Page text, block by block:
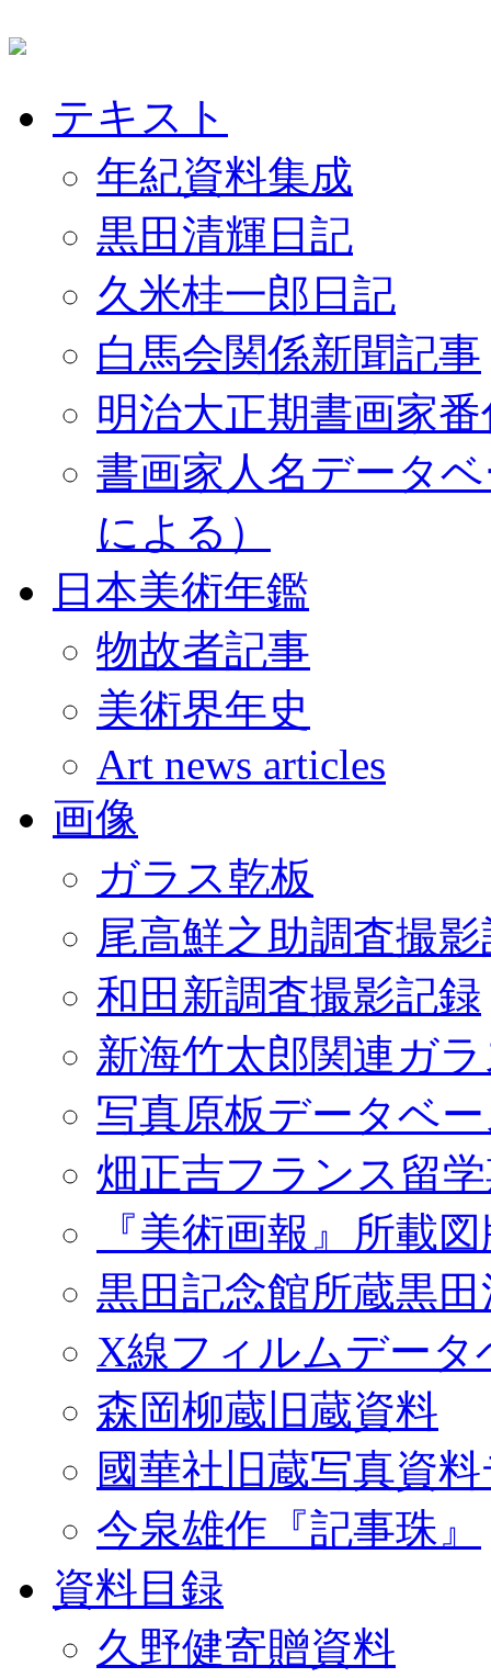
テキスト
年紀資料集成
黒田清輝日記
久米桂一郎日記
白馬会関係新聞記事
明治大正期書画家
書画家人名データ
による）
日本美術年鑑
物故者記事
美術界年史
Art news articles
画像
ガラス乾板
尾高鮮之助調査撮
和田新調査撮影記録
新海竹太郎関連ガ
写真原板データベ
畑正吉フランス留
『美術画報』所載
黒田記念館所蔵黒
X線フィルムデータ
森岡柳蔵旧蔵資料
國華社旧蔵写真資
今泉雄作『記事珠』
資料目録
久野健寄贈資料